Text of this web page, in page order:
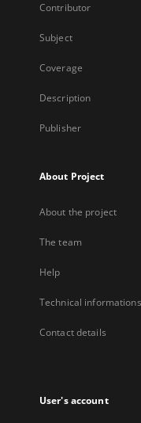
Contributor
Subject
Coverage
Description
Publisher
About Project
About the project
The team
Help
Technical informations
Contact details
User's account